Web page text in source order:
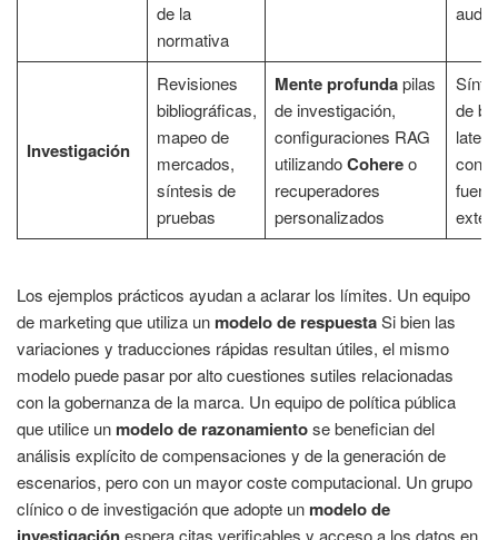
de la
normativa
Investigación
Revisiones
bibliográficas,
mapeo de
mercados,
síntesis de
pruebas
Mente profundapilas
de investigación,
configuraciones RAG
utilizandoCohereo
recuperadores
personalizados
de
con
Los ejemplos prácticos ayudan a aclarar los límites. Un equipo
de marketing que utiliza un modelo de respuestaSi bien las
variaciones y traducciones rápidas resultan útiles, el mismo
modelo puede pasar por alto cuestiones sutiles relacionadas
con la gobernanza de la marca. Un equipo de política pública
que utilice un modelo de razonamientose benefician del
análisis explícito de compensaciones y de la generación de
escenarios, pero con un mayor coste computacional. Un grupo
clínico o de investigación que adopte un modelo de
espera citas verificables y acceso a los datos en